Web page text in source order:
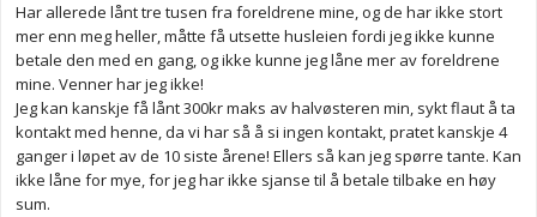
Har allerede lånt tre tusen fra foreldrene mine, og de har ikke stort
mer enn meg heller, måtte få utsette husleien fordi jeg ikke kunne
betale den med en gang, og ikke kunne jeg låne mer av foreldrene
mine. Venner har jeg ikke!
Jeg kan kanskje få lånt 300kr maks av halvøsteren min, sykt flaut å ta
kontakt med henne, da vi har så å si ingen kontakt, pratet kanskje 4
ganger i løpet av de 10 siste årene! Ellers så kan jeg spørre tante. Kan
ikke låne for mye, for jeg har ikke sjanse til å betale tilbake en høy
sum.